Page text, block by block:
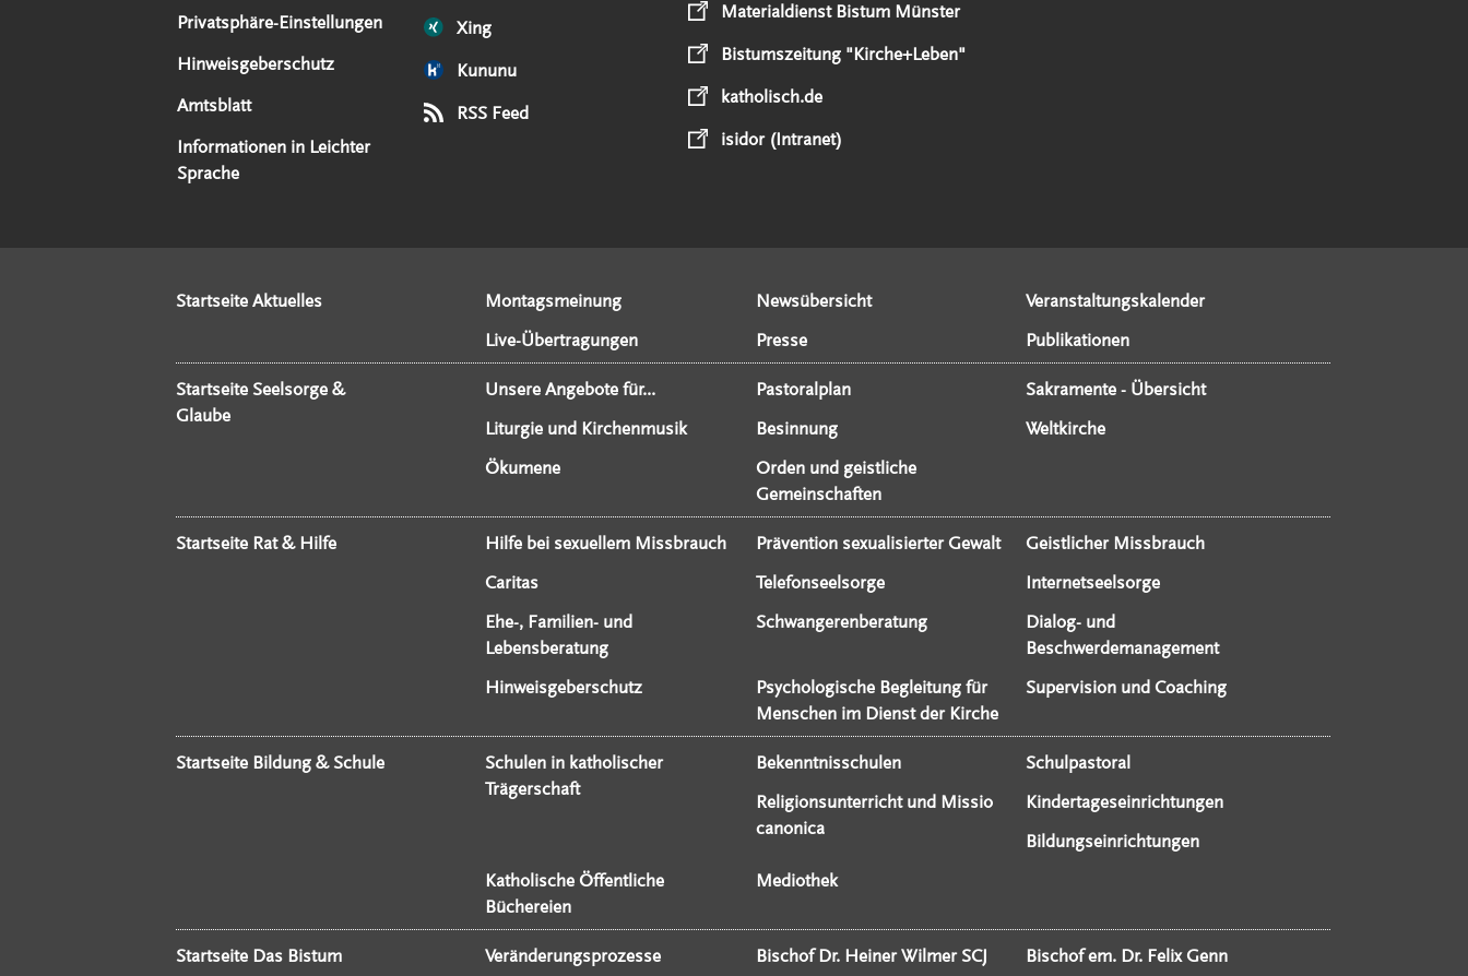
Privatsphäre-Einstellungen
Hinweisgeberschutz
Amtsblatt
Informationen in Leichter
Sprache
Xing
Kununu
RSS Feed
Materialdienst Bistum Münster
Bistumszeitung "Kirche+Leben"
katholisch.de
isidor (Intranet)
Startseite Aktuelles Montagsmeinung Newsübersicht
Veranstaltungskalender
Live-Übertragungen
Presse Publikationen
Startseite Seelsorge &
Glaube
Unsere Angebote für... Pastoralplan
Sakramente - Übersicht
Liturgie und Kirchenmusik
Besinnung
Weltkirche
Ökumene
Orden und geistliche
Gemeinschaften
Startseite Rat & Hilfe Hilfe bei sexuellem Missbrauch Prävention sexualisierter Gewalt
Geistlicher Missbrauch
Caritas
Telefonseelsorge
Internetseelsorge
Ehe-, Familien- und
Lebensberatung
Schwangerenberatung
Dialog- und
Beschwerdemanagement
Hinweisgeberschutz
Psychologische Begleitung für
Menschen im Dienst der Kirche
Supervision und Coaching
Startseite Bildung & Schule
Schulen in katholischer
Trägerschaft
Bekenntnisschulen
Schulpastoral
Religionsunterricht und Missio
canonica
Kindertageseinrichtungen
Bildungseinrichtungen
Katholische Öffentliche
Büchereien
Mediothek
Startseite Das Bistum Veränderungsprozesse Bischof Dr. Heiner Wilmer SCJ Bischof em. Dr. Felix Genn